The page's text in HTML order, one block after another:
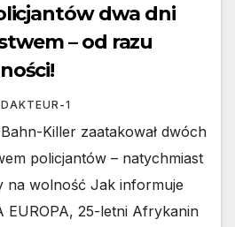
dwa dni
– od razu
1
Killer zaatakował dwóch
policjantów – natychmiast
na wolność Jak informuje
EUROPA, 25-letni Afrykanin